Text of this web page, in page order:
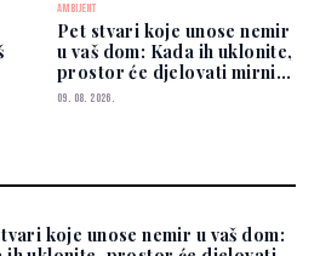
AMBIJENT
Pet stvari koje unose nemir
u vaš dom: Kada ih uklonite,
prostor će djelovati mirnije
i urednije
09. 08. 2026.
koje unose nemir u vaš dom: